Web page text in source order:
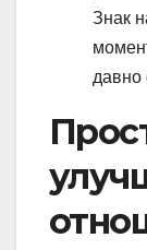
Знак
давно